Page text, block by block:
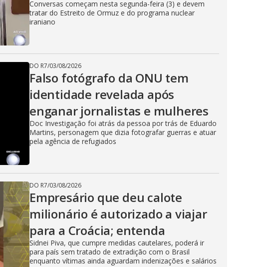
Conversas começam nesta segunda-feira (3) e devem
tratar do Estreito de Ormuz e do programa nuclear
iraniano
DO R7/03/08/2026
Falso fotógrafo da ONU tem
identidade revelada após
enganar jornalistas e mulheres
Doc Investigação foi atrás da pessoa por trás de Eduardo
Martins, personagem que dizia fotografar guerras e atuar
pela agência de refugiados
DO R7/03/08/2026
Empresário que deu calote
milionário é autorizado a viajar
para a Croácia; entenda
Sidnei Piva, que cumpre medidas cautelares, poderá ir
para país sem tratado de extradição com o Brasil
enquanto vítimas ainda aguardam indenizações e salários